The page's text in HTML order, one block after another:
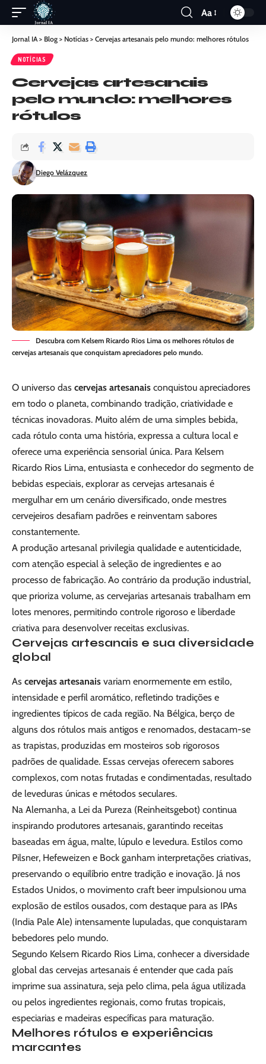
Aa
Jornal IA> Blog > Notícias > Cervejas artesanais pelo mundo: melhores rótulos
NOTÍCIAS
Cervejas artesanais
pelo mundo: melhores
rótulos
Diego Velázquez
Descubra com Kelsem Ricardo Rios Lima os melhores rótulos de
cervejas artesanais que conquistam apreciadores pelo mundo.
O universo das cervejas artesanais conquistou apreciadores
em todo o planeta, combinando tradição, criatividade e
técnicas inovadoras. Muito além de uma simples bebida,
cada rótulo conta uma história, expressa a cultura local e
oferece uma experiência sensorial única. Para Kelsem
Ricardo Rios Lima, entusiasta e conhecedor do segmento de
bebidas especiais, explorar as cervejas artesanais é
mergulhar em um cenário diversificado, onde mestres
cervejeiros desafiam padrões e reinventam sabores
constantemente.
A produção artesanal privilegia qualidade e autenticidade,
com atenção especial à seleção de ingredientes e ao
processo de fabricação. Ao contrário da produção industrial,
que prioriza volume, as cervejarias artesanais trabalham em
lotes menores, permitindo controle rigoroso e liberdade
criativa para desenvolver receitas exclusivas.
Cervejas artesanais e sua diversidade
global
As cervejas artesanais variam enormemente em estilo,
intensidade e perfil aromático, refletindo tradições e
ingredientes típicos de cada região. Na Bélgica, berço de
alguns dos rótulos mais antigos e renomados, destacam-se
as trapistas, produzidas em mosteiros sob rigorosos
padrões de qualidade. Essas cervejas oferecem sabores
complexos, com notas frutadas e condimentadas, resultado
de leveduras únicas e métodos seculares.
Na Alemanha, a Lei da Pureza (Reinheitsgebot) continua
inspirando produtores artesanais, garantindo receitas
baseadas em água, malte, lúpulo e levedura. Estilos como
Pilsner, Hefeweizen e Bock ganham interpretações criativas,
preservando o equilíbrio entre tradição e inovação. Já nos
Estados Unidos, o movimento craft beer impulsionou uma
explosão de estilos ousados, com destaque para as IPAs
(India Pale Ale) intensamente lupuladas, que conquistaram
bebedores pelo mundo.
Segundo Kelsem Ricardo Rios Lima, conhecer a diversidade
global das cervejas artesanais é entender que cada país
imprime sua assinatura, seja pelo clima, pela água utilizada
ou pelos ingredientes regionais, como frutas tropicais,
especiarias e madeiras específicas para maturação.
Melhores rótulos e experiências
marcantes